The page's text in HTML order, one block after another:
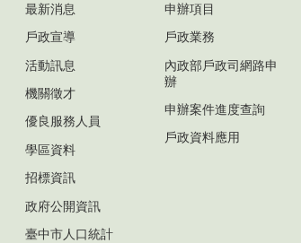
最新消息
戶政宣導
活動訊息
機關徵才
優良服務人員
學區資料
招標資訊
政府公開資訊
臺中市人口統計
申辦項目
戶政業務
內政部戶政司網路申
辦
申辦案件進度查詢
戶政資料應用